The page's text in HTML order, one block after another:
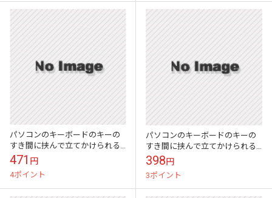
パソコンのキーボードのキーの
すき間に挟んで立てかけられる
かわいい伝言メモ ハイモジモ
ジ Deng On\"Deer\"
471 円
4ポイント
パソコンのキーボードのキーの
すき間に挟んで立てかけられる
かわいい伝言メモ ハイモジモ
ジ Deng On\"Duck\"
398円
3ポイント